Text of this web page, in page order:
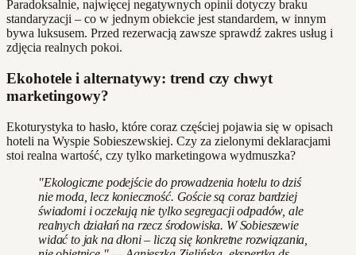
Paradoksalnie, najwięcej negatywnych opinii dotyczy braku
standaryzacji – co w jednym obiekcie jest standardem, w innym
bywa luksusem. Przed rezerwacją zawsze sprawdź zakres usług i
zdjęcia realnych pokoi.
Ekohotele i alternatywy: trend czy chwyt
marketingowy?
Ekoturystyka to hasło, które coraz częściej pojawia się w opisach
hoteli na Wyspie Sobieszewskiej. Czy za zielonymi deklaracjami
stoi realna wartość, czy tylko marketingowa wydmuszka?
"Ekologiczne podejście do prowadzenia hotelu to dziś
nie moda, lecz konieczność. Goście są coraz bardziej
świadomi i oczekują nie tylko segregacji odpadów, ale
realnych działań na rzecz środowiska. W Sobieszewie
widać to jak na dłoni – liczą się konkretne rozwiązania,